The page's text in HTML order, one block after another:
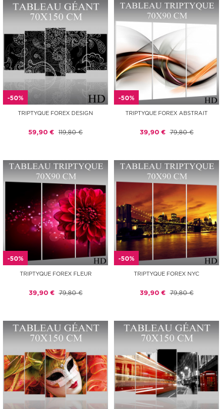
-50%
TRIPTYQUE FOREX DESIGN
59,90 € 119,80 €
-50%
TRIPTYQUE FOREX ABSTRAIT
39,90 € 79,80 €
-50%
TRIPTYQUE FOREX FLEUR
39,90 € 79,80 €
-50%
TRIPTYQUE FOREX NYC
39,90 € 79,80 €